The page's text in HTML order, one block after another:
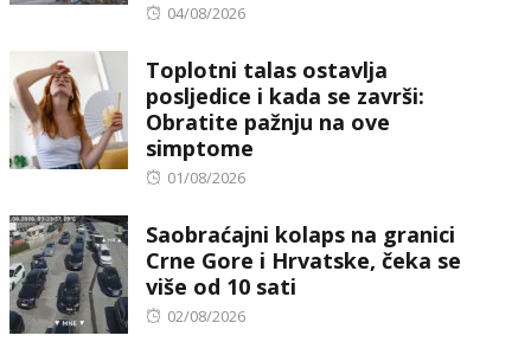
Posted
04/08/2026
Toplotni talas ostavlja
posljedice i kada se završi:
Obratite pažnju na ove
simptome
Posted
01/08/2026
Saobraćajni kolaps na granici
Crne Gore i Hrvatske, čeka se
više od 10 sati
Posted
02/08/2026